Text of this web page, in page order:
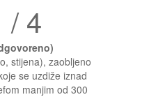
/ 4
stijena), zaobljeno
se uzdiže iznad
manjim od 300